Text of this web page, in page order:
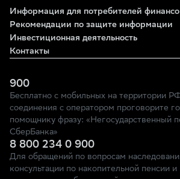
Информация для потребителей
Рекомендации по защите информации
Инвестиционная деятельность
Контакты
900
Бесплатно с мобильных на территории
соединения с оператором проговорите
помощнику фразу: «Негосударственный
СберБанка»
8 800 234 0 900
Для обращений по вопросам
консультации по накопительной пенсии